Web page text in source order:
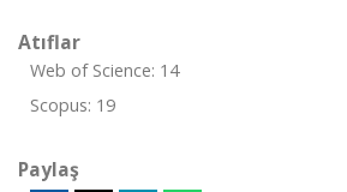
Atıflar
Web of Science: 14
Scopus: 19
Paylaş